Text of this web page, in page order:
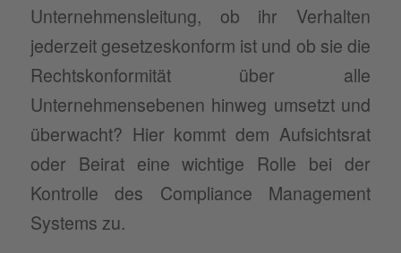
Unternehmensleitung, ob ihr Verhalten
jederzeit gesetzeskonform ist und ob sie die
Rechtskonformität über alle
Unternehmensebenen hinweg umsetzt und
überwacht? Hier kommt dem Aufsichtsrat
oder Beirat eine wichtige Rolle bei der
Kontrolle des Compliance Management
Systems zu.